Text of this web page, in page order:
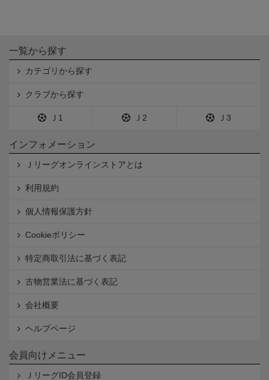
一覧から探す
カテゴリから探す
クラブから探す
Ｊ1 Ｊ2 Ｊ3
インフォメーション
Ｊリーグオンラインストアとは
利用規約
個人情報保護方針
Cookieポリシー
特定商取引法に基づく表記
古物営業法に基づく表記
会社概要
ヘルプページ
会員向けメニュー
ＪリーグID会員登録